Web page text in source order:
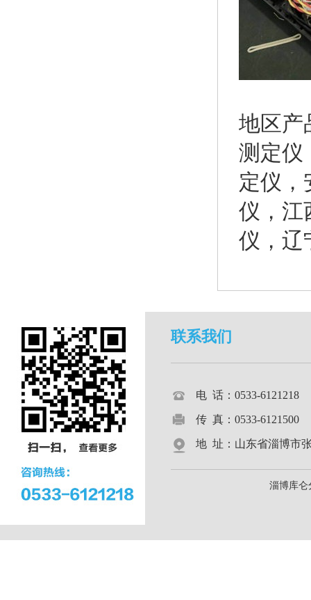
地区
测定仪
定仪 ，
仪 ， 江
仪 ， 辽
联系我们
电 话：0533-
传 真：0533-6121500
地 址：山东省淄博市
淄博库